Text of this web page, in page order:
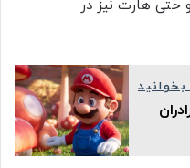
حتی هارت نیز در